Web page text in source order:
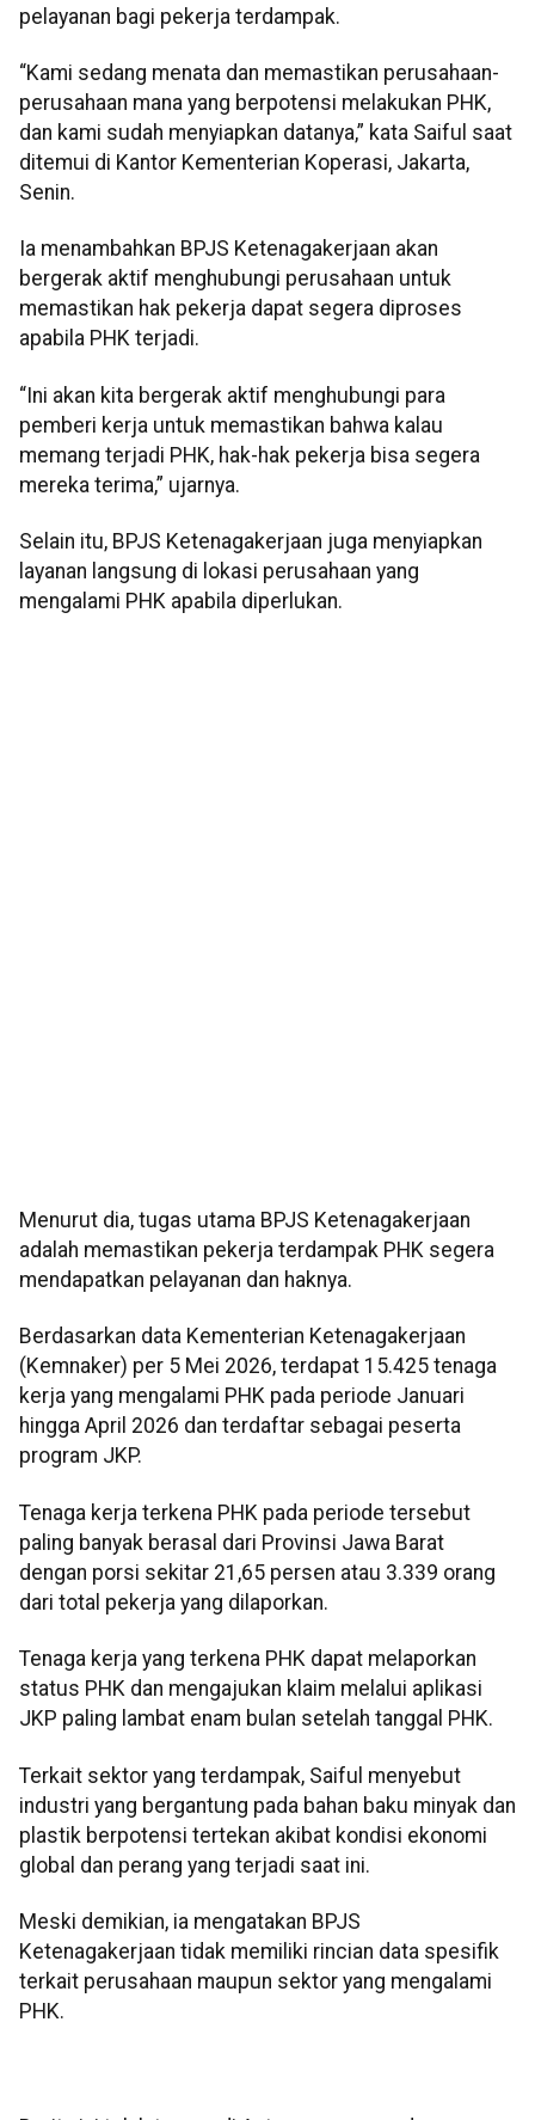
pelayanan bagi pekerja terdampak.
“Kami sedang menata dan memastikan perusahaan-
perusahaan mana yang berpotensi melakukan PHK,
dan kami sudah menyiapkan datanya,” kata Saiful saat
ditemui di Kantor Kementerian Koperasi, Jakarta,
Senin.
Ia menambahkan BPJS Ketenagakerjaan akan
bergerak aktif menghubungi perusahaan untuk
memastikan hak pekerja dapat segera diproses
apabila PHK terjadi.
“Ini akan kita bergerak aktif menghubungi para
pemberi kerja untuk memastikan bahwa kalau
memang terjadi PHK, hak-hak pekerja bisa segera
mereka terima,” ujarnya.
Selain itu, BPJS Ketenagakerjaan juga menyiapkan
layanan langsung di lokasi perusahaan yang
mengalami PHK apabila diperlukan.
Menurut dia, tugas utama BPJS Ketenagakerjaan
adalah memastikan pekerja terdampak PHK segera
mendapatkan pelayanan dan haknya.
Berdasarkan data Kementerian Ketenagakerjaan
(Kemnaker) per 5 Mei 2026, terdapat 15.425 tenaga
kerja yang mengalami PHK pada periode Januari
hingga April 2026 dan terdaftar sebagai peserta
program JKP.
Tenaga kerja terkena PHK pada periode tersebut
paling banyak berasal dari Provinsi Jawa Barat
dengan porsi sekitar 21,65 persen atau 3.339 orang
dari total pekerja yang dilaporkan.
Tenaga kerja yang terkena PHK dapat melaporkan
status PHK dan mengajukan klaim melalui aplikasi
JKP paling lambat enam bulan setelah tanggal PHK.
Terkait sektor yang terdampak, Saiful menyebut
industri yang bergantung pada bahan baku minyak dan
plastik berpotensi tertekan akibat kondisi ekonomi
global dan perang yang terjadi saat ini.
Meski demikian, ia mengatakan BPJS
Ketenagakerjaan tidak memiliki rincian data spesifik
terkait perusahaan maupun sektor yang mengalami
PHK.